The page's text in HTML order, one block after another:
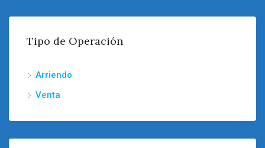
Tipo de Operación
Arriendo
Venta